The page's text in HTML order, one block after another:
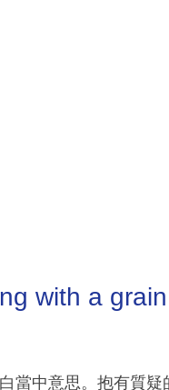
with a
當中意思。抱有質